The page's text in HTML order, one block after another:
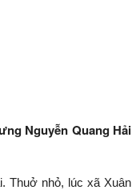
Nguyễn Quang Hải
Thuở nhỏ, lúc xã Xuân